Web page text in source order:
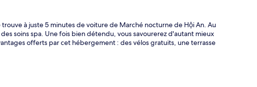
à juste 5 minutes de voiture de Marché nocturne de Hội An. Au
soins spa. Une fois bien détendu, vous savourerez d'autant mieux
offerts par cet hébergement : des vélos gratuits, une terrasse